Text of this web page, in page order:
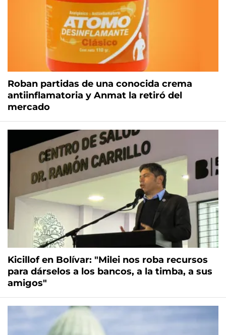
Roban partidas de una conocida crema
antiinflamatoria y Anmat la retiró del
mercado
Kicillof en Bolívar: "Milei nos roba recursos
para dárselos a los bancos, a la timba, a sus
amigos"